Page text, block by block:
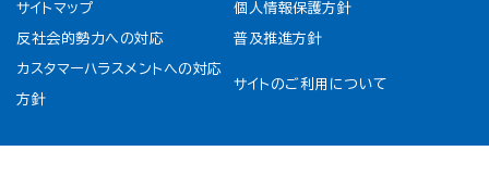
サイトマップ 個人情報保護方針
反社会的勢力への対応 普及推進方針
カスタマーハラスメントへの対応
方針
サイトのご利用について